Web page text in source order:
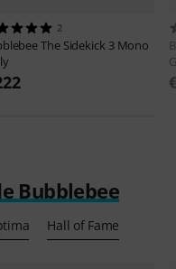
2
The Sidekick 3 Mono
Bubblebee
Hall of Fame